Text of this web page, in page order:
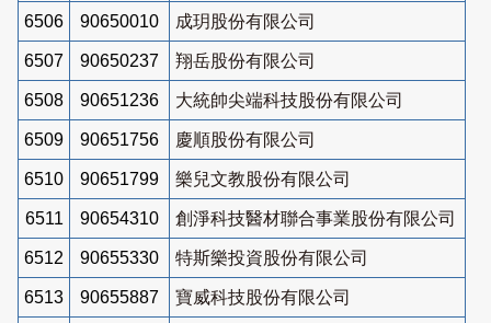
6506 90650010 成玥股份有限公司
6507 90650237 翔岳股份有限公司
6508 90651236 大統帥尖端科技股份有限公司
6509 90651756 慶順股份有限公司
6510 90651799 樂兒文教股份有限公司
6511 90654310 創淨科技醫材聯合事業股份有限公司
6512 90655330 特斯樂投資股份有限公司
6513 90655887 寶威科技股份有限公司